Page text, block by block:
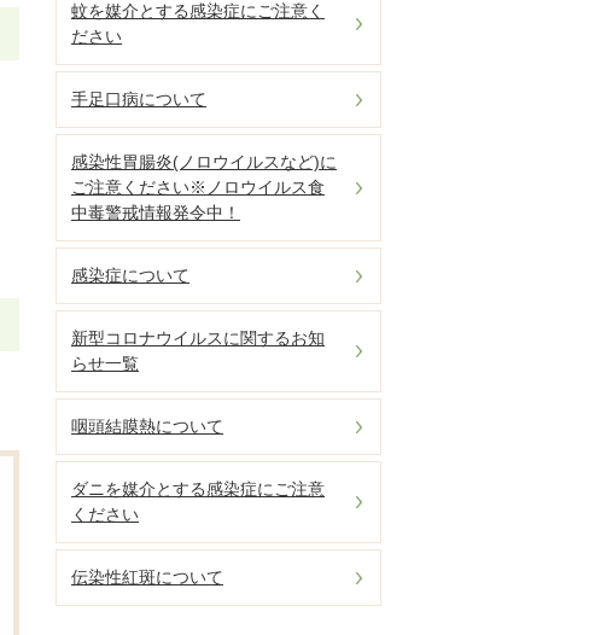
蚊を媒介とする感染症にご注意く
ださい
手足口病について
感染性胃腸炎(ノロウイルスなど)に
ご注意ください※ノロウイルス食
中毒警戒情報発令中！
感染症について
新型コロナウイルスに関するお知
らせ一覧
咽頭結膜熱について
ダニを媒介とする感染症にご注意
ください
伝染性紅斑について